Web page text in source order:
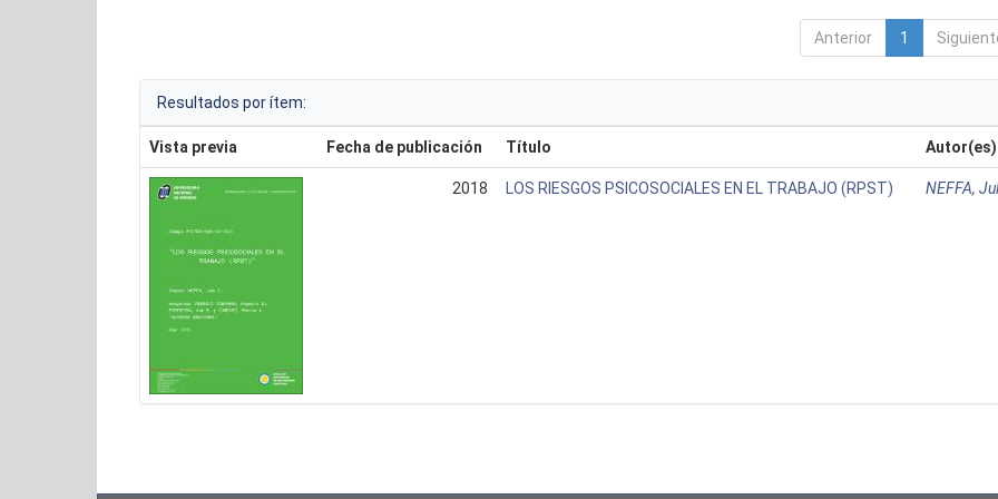
Anterior 1
Resultados por ítem:
Vista previa Fecha de publicación Título Autor(es)
2018 LOS RIESGOS PSICOSOCIALES EN EL TRABAJO (RPST) NEFFA,